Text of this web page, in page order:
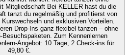
KELLER hast du die
tanzt du regelmäßig und profitierst von
und exklusiven Vorteilen.
Drop-Ins ganz flexibel tanzen – ohne
Zum Kennenlernen
Angebot: 10 Tage, 2 Check-ins für
49,80 €.